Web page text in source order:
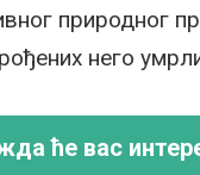
природног
него
ће вас